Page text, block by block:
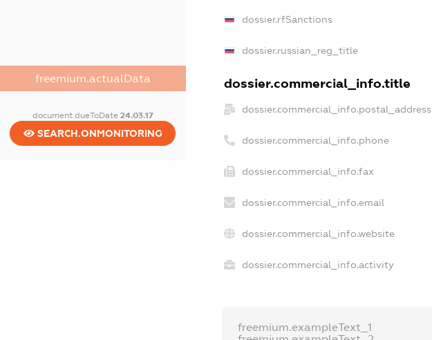
freemium.actualData
document.dueToDate 24.03.17
SEARCH.ONMONITORING
dossier.rfSanctions
dossier.russian_reg_title
dossier.commercial_info.title
dossier.commercial_info.postal_address
dossier.commercial_info.phone
dossier.commercial_info.fax
dossier.commercial_info.email
dossier.commercial_info.website
dossier.commercial_info.activity
freemium.exampleText_1